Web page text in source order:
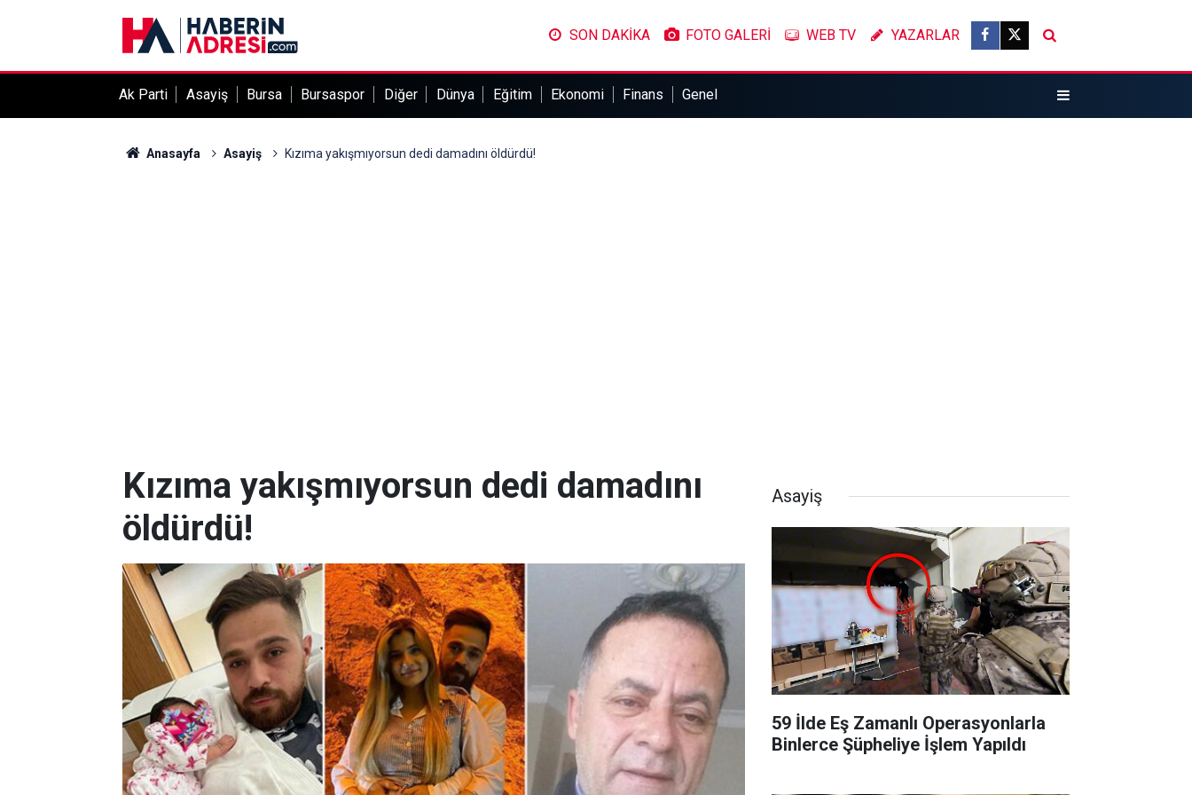
SON DAKİKA FOTO GALERİ WEB TV YAZARLAR
Ak Parti Asayiş Bursa Bursaspor Diğer Dünya Eğitim Ekonomi Finans Genel
Anasayfa Asayiş Kızıma yakışmıyorsun dedi damadını öldürdü!
Kızıma yakışmıyorsun dedi damadını
öldürdü!
Asayiş
59 İlde Eş Zamanlı Operasyonlarla
Binlerce Şüpheliye İşlem Yapıldı